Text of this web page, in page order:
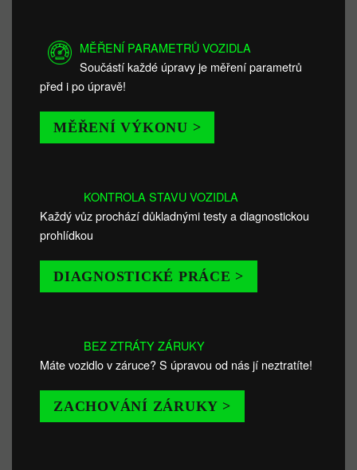
MĚŘENÍ PARAMETRŮ VOZIDLA
Součástí každé úpravy je měření parametrů
před i po úpravě!
MĚŘENÍ VÝKONU >
KONTROLA STAVU VOZIDLA
Každý vůz prochází důkladnými testy a diagnostickou
prohlídkou
DIAGNOSTICKÉ PRÁCE >
BEZ ZTRÁTY ZÁRUKY
Máte vozidlo v záruce? S úpravou od nás jí neztratíte!
ZACHOVÁNÍ ZÁRUKY >